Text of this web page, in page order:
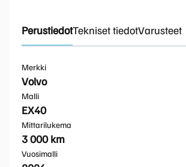
PerustiedotTekniset tiedotVarusteet
Merkki
Volvo
Malli
EX40
Mittarilukema
3 000 km
Vuosimalli